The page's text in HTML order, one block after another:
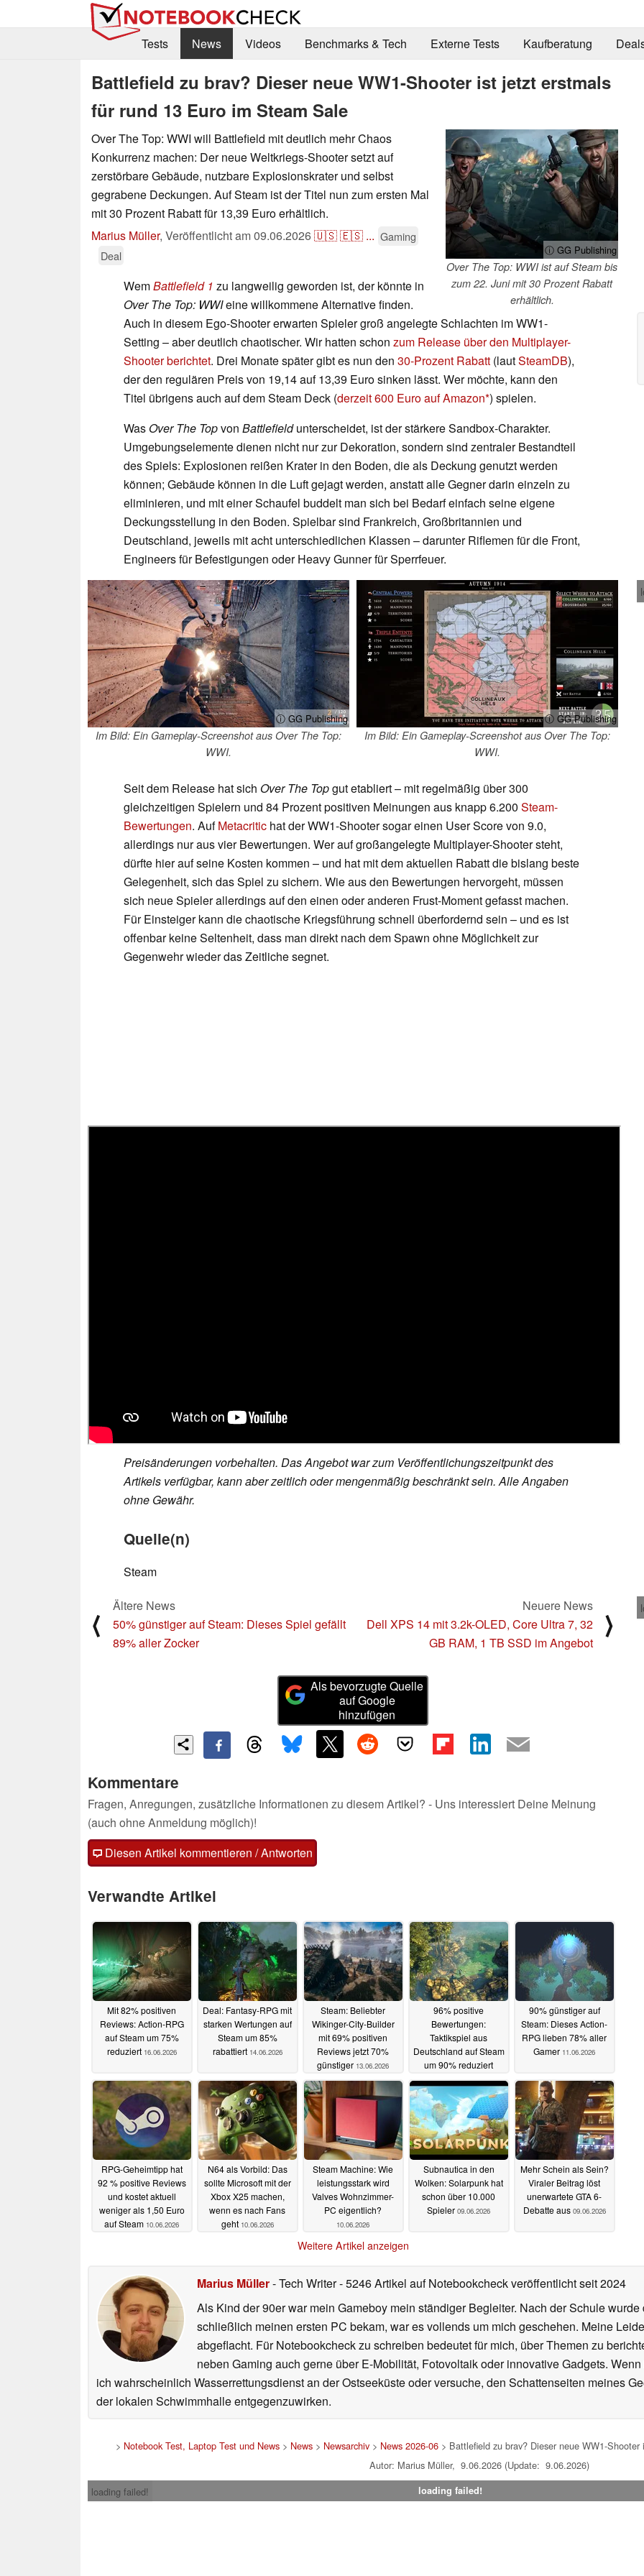
Tests
News Videos Benchmarks & Tech Externe Tests Kaufberatung
Battlefield zu brav? Dieser neue WW1-Shooter ist jetzt erstmals
für rund 13 Euro im Steam Sale
ⓘ GG Publishing
Over The Top: WWI ist auf Steam bis
zum 22. Juni mit 30 Prozent Rabatt
erhältlich.
Over The Top: WWI will Battlefield mit deutlich mehr Chaos
Konkurrenz machen: Der neue Weltkriegs-Shooter setzt auf
zerstörbare Gebäude, nutzbare Explosionskrater und selbst
gegrabene Deckungen. Auf Steam ist der Titel nun zum ersten Mal
mit 30 Prozent Rabatt für 13,39 Euro erhältlich.
Marius Müller, Veröffentlicht am09.06.2026🇺🇸🇪🇸 ... Gaming
Deal
WemBattlefield 1 zu langweilig geworden ist, der könnte in
Over The Top: WWIeine willkommene Alternative finden.
Auch in diesem Ego-Shooter erwarten Spieler groß angelegte Schlachten im WW1-
Setting – aber deutlich chaotischer. Wir hatten schon zum Release über den Multiplayer-
Shooter berichtet. Drei Monate später gibt es nun den 30-Prozent Rabatt (lautSteamDB),
der den regulären Preis von 19,14 auf 13,39 Euro sinken lässt. Wer möchte, kann den
Titel übrigens auch auf dem Steam Deck (derzeit 600 Euro auf Amazon ) spielen.
Was Over The Topvon Battlefieldunterscheidet, ist der stärkere Sandbox-Charakter.
Umgebungselemente dienen nicht nur zur Dekoration, sondern sind zentraler Bestandteil
des Spiels: Explosionen reißen Krater in den Boden, die als Deckung genutzt werden
können; Gebäude können in die Luft gejagt werden, anstatt alle Gegner darin einzeln zu
eliminieren, und mit einer Schaufel buddelt man sich bei Bedarf einfach seine eigene
Deckungsstellung in den Boden. Spielbar sind Frankreich, Großbritannien und
Deutschland, jeweils mit acht unterschiedlichen Klassen – darunter Riflemen für die Front,
Engineers für Befestigungen oder Heavy Gunner für Sperrfeuer.
ⓘ GG Publishing
Im Bild: Ein Gameplay-Screenshot aus Over The Top:
WWI.
ⓘ GG Publishing
Im Bild: Ein Gameplay-Screenshot aus Over The Top:
WWI.
Seit dem Release hat sich Over The Topgut etabliert – mit regelmäßig über 300
gleichzeitigen Spielern und 84 Prozent positiven Meinungen aus knapp 6.200 Steam-
Bewertungen. AufMetacritic hat der WW1-Shooter sogar einen User Score von 9.0,
allerdings nur aus vier Bewertungen. Wer auf großangelegte Multiplayer-Shooter steht,
dürfte hier auf seine Kosten kommen – und hat mit dem aktuellen Rabatt die bislang beste
Gelegenheit, sich das Spiel zu sichern. Wie aus den Bewertungen hervorgeht, müssen
sich neue Spieler allerdings auf den einen oder anderen Frust-Moment gefasst machen.
Für Einsteiger kann die chaotische Kriegsführung schnell überfordernd sein – und es ist
offenbar keine Seltenheit, dass man direkt nach dem Spawn ohne Möglichkeit zur
Gegenwehr wieder das Zeitliche segnet.
Preisänderungen vorbehalten. Das Angebot war zum Veröffentlichungszeitpunkt des
Artikels verfügbar, kann aber zeitlich oder mengenmäßig beschränkt sein. Alle Angaben
ohne Gewähr.
Quelle(n)
Steam
⟨
Ältere News
50% günstiger auf Steam: Dieses Spiel gefällt
89% aller Zocker
Neuere News
Dell XPS 14 mit 3.2k-OLED, Core Ultra 7, 32
GB RAM, 1 TB SSD im Angebot
⟩
Als bevorzugte Quelle
auf Google
hinzufügen
Kommentare
Fragen, Anregungen, zusätzliche Informationen zu diesem Artikel? - Uns interessiert Deine Meinung
(auch ohne Anmeldung möglich)!
Diesen Artikel kommentieren / Antworten
Verwandte Artikel
Mit 82% positiven
Reviews: Action-RPG
auf Steam um 75%
reduziert 16.06.2026
Deal: Fantasy-RPG mit
starken Wertungen auf
Steam um 85%
rabattiert 14.06.2026
Steam: Beliebter
Wikinger-City-Builder
mit 69% positiven
Reviews jetzt 70%
günstiger 13.06.2026
96% positive
Bewertungen:
Taktikspiel aus
Deutschland auf Steam
um 90% reduziert
12.06.2026
90% günstiger auf
Steam: Dieses Action-
RPG lieben 78% aller
Gamer 11.06.2026
RPG-Geheimtipp hat
92 % positive Reviews
und kostet aktuell
weniger als 1,50 Euro
auf Steam 10.06.2026
N64 als Vorbild: Das
sollte Microsoft mit der
Xbox X25 machen,
wenn es nach Fans
geht 10.06.2026
Steam Machine: Wie
leistungsstark wird
Valves Wohnzimmer-
PC eigentlich?
10.06.2026
Subnautica in den
Wolken: Solarpunk hat
schon über 10.000
Spieler 09.06.2026
Mehr Schein als Sein?
Viraler Beitrag löst
unerwartete GTA 6-
Debatte aus 09.06.2026
Weitere Artikel anzeigen
Marius Müller- Tech Writer- 5246 Artikel auf Notebookcheck veröffentlichtseit 2024
Als Kind der 90er war mein Gameboy mein ständiger Begleiter. Nach der Schule
schließlich meinen ersten PC bekam, war es vollends um mich geschehen. Meine
abgeflacht. Für Notebookcheck zu schreiben bedeutet für mich, über Themen zu
neben Gaming auch gerne über E-Mobilität, Fotovoltaik oder innovative Gadgets.
ich wahrscheinlich Wasserrettungsdienst an der Ostseeküste oder versuche, den Schattenseiten meines
der lokalen Schwimmhalle entgegenzuwirken.
> Notebook Test, Laptop Test und News> News> Newsarchiv> News 2026-06> Battlefield zu brav? Dieser neue WW1-
Autor: Marius Müller, 9.06.2026 (Update: 9.06.2026)
loading failed!
loading failed!